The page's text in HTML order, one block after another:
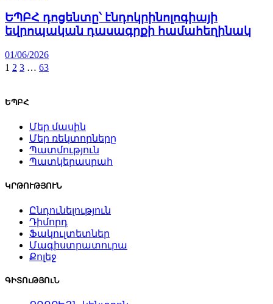
ԵՊԲՀ դոցենտը՝ էնդոկրինոլոգիայի
եվրոպական դասագրքի համահեղինակ
01/06/2026
1 2 3 … 63
ԵՊԲՀ
Մեր մասին
Մեր ռեկտորները
Պատմություն
Պատկերասրահ
ԿՐԹՈՒԹՅՈՒՆ
Ընդունելություն
Դիմորդ
Ֆակուլտետներ
Մագիստրատուրա
Քոլեջ
ԳԻՏՈւԹՅՈւՆ